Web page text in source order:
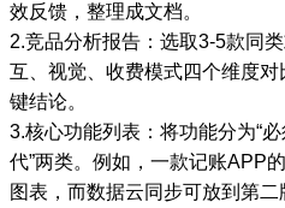
效反馈，整理成文档。
2.竞品分析报告：选取3-5款同
互、视觉、收费模式四个维度
键结论。
3.核心功能列表：将功能分为“
代”两类。例如，一款记账APP
图表，而数据云同步可放到第二